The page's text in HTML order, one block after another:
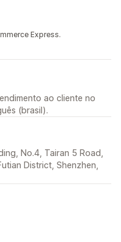
Express.
ao cliente no
(brasil).
No.4, Tairan 5 Road,
District, Shenzhen,